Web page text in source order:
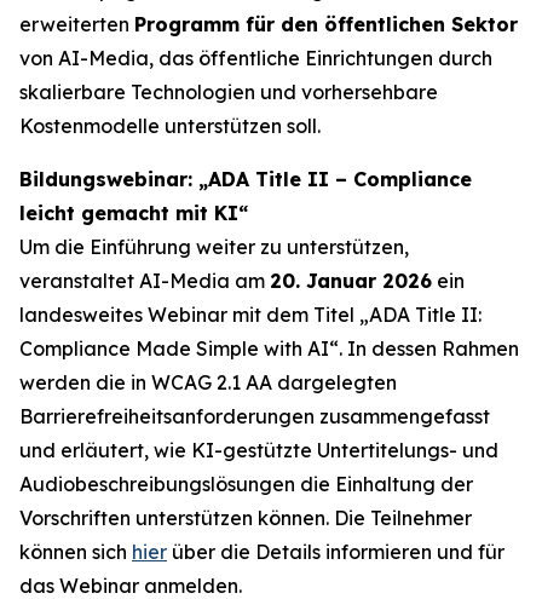
erweiterten Programm für den öffentlichen Sektor
von AI-Media, das öffentliche Einrichtungen durch
skalierbare Technologien und vorhersehbare
Kostenmodelle unterstützen soll.
Bildungswebinar: „ADA Title II – Compliance
leicht gemacht mit KI“
Um die Einführung weiter zu unterstützen,
veranstaltet AI-Media am 20. Januar 2026 ein
landesweites Webinar mit dem Titel „ADA Title II:
Compliance Made Simple with AI“. In dessen Rahmen
werden die in WCAG 2.1 AA dargelegten
Barrierefreiheitsanforderungen zusammengefasst
und erläutert, wie KI-gestützte Untertitelungs- und
Audiobeschreibungslösungen die Einhaltung der
Vorschriften unterstützen können. Die Teilnehmer
können sich hier über die Details informieren und für
das Webinar anmelden.